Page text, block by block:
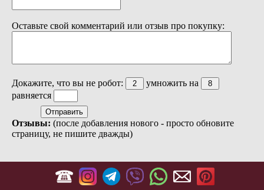
Оставьте свой комментарий или отзыв про покупку:
Докажите, что вы не робот:
умножить на
равняется
Отзывы: (после добавления нового - просто обновите
страницу, не пишите дважды)